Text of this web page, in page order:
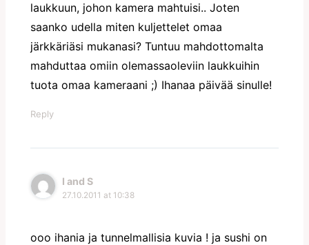
laukkuun, johon kamera mahtuisi.. Joten
saanko udella miten kuljettelet omaa
järkkäriäsi mukanasi? Tuntuu mahdottomalta
mahduttaa omiin olemassaoleviin laukkuihin
tuota omaa kameraani ;) Ihanaa päivää sinulle!
Reply
I and S
27.10.2011 at 10:38
ooo ihania ja tunnelmallisia kuvia ! ja sushi on